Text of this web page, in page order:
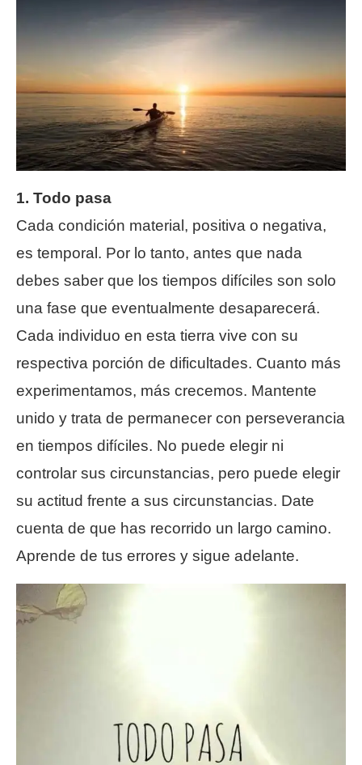
1. Todo pasa
Cada condición material, positiva o negativa,
es temporal. Por lo tanto, antes que nada
debes saber que los tiempos difíciles son solo
una fase que eventualmente desaparecerá.
Cada individuo en esta tierra vive con su
respectiva porción de dificultades. Cuanto más
experimentamos, más crecemos. Mantente
unido y trata de permanecer con perseverancia
en tiempos difíciles. No puede elegir ni
controlar sus circunstancias, pero puede elegir
su actitud frente a sus circunstancias. Date
cuenta de que has recorrido un largo camino.
Aprende de tus errores y sigue adelante.